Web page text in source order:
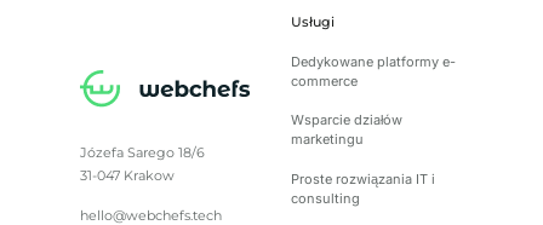
Józefa Sarego 18/6
31-047 Krakow
hello@webchefs.tech
Usługi
Dedykowane platformy e-
commerce
Wsparcie działów
marketingu
Proste rozwiązania IT i
consulting